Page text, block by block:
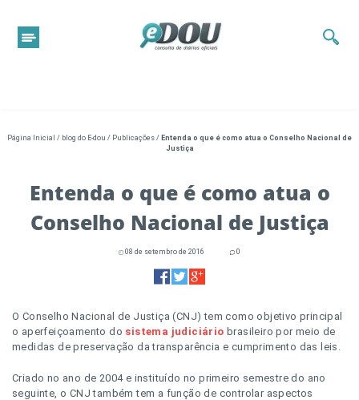
Página Inicial / blog do E-dou / Publicações / Entenda o que é como atua o Conselho Nacional de
Justiça
Entenda o que é como atua o
Conselho Nacional de Justiça
08 de setembro de 2016 0
O Conselho Nacional de Justiça (CNJ) tem como objetivo principal
o aperfeiçoamento do sistema judiciário brasileiro por meio de
medidas de preservação da transparência e cumprimento das leis.
Criado no ano de 2004 e instituído no primeiro semestre do ano
seguinte, o CNJ também tem a função de controlar aspectos